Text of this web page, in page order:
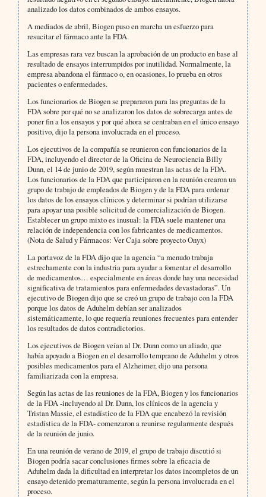
analizado los datos combinados de ambos ensayos.
A mediados de abril, Biogen puso en marcha un esfuerzo para
resucitar el fármaco ante la FDA.
Las empresas rara vez buscan la aprobación de un producto en base al
resultado de ensayos interrumpidos por inutilidad. Normalmente, la
empresa abandona el fármaco o, en ocasiones, lo prueba en otros
pacientes o enfermedades.
Los funcionarios de Biogen se prepararon para las preguntas de la
FDA sobre por qué no se analizaron los datos de sobrecarga antes de
poner fin a los ensayos y por qué ahora se centraban en el único ensayo
positivo, dijo la persona involucrada en el proceso.
Los ejecutivos de la compañía se reunieron con funcionarios de la
FDA, incluyendo el director de la Oficina de Neurociencia Billy
Dunn, el 14 de junio de 2019, según muestran las actas de la FDA.
Los funcionarios de la FDA que participaron en la reunión crearon un
grupo de trabajo de empleados de Biogen y de la FDA para ordenar
los datos de los ensayos clínicos y determinar si podrían utilizarse
para apoyar una posible solicitud de comercialización de Biogen.
Establecer un grupo mixto es inusual: la FDA suele mantener una
relación de independencia con los fabricantes de medicamentos.
(Nota de Salud y Fármacos: Ver Caja sobre proyecto Onyx)
La portavoz de la FDA dijo que la agencia “a menudo trabaja
estrechamente con la industria para ayudar a fomentar el desarrollo
de medicamentos… especialmente en áreas donde hay una necesidad
significativa de tratamientos para enfermedades devastadoras”. Un
ejecutivo de Biogen dijo que se creó un grupo de trabajo con la FDA
porque los datos de Aduhelm debían ser analizados
sistemáticamente, lo que requería reuniones frecuentes para entender
los resultados de datos contradictorios.
Los ejecutivos de Biogen veían al Dr. Dunn como un aliado, que
había apoyado a Biogen en el desarrollo temprano de Aduhelm y otros
posibles medicamentos para el Alzheimer, dijo una persona
familiarizada con la empresa.
Según las actas de las reuniones de la FDA, Biogen y los funcionarios
de la FDA -incluyendo al Dr. Dunn, los clínicos de la agencia y
Tristan Massie, el estadístico de la FDA que encabezó la revisión
estadística de la FDA- comenzaron a reunirse regularmente después
de la reunión de junio.
En una reunión de verano de 2019, el grupo de trabajo discutió si
Biogen podría sacar conclusiones firmes sobre la eficacia de
Aduhelm dada la dificultad en interpretar los datos incompletos de un
ensayo detenido prematuramente, según la persona involucrada en el
proceso.